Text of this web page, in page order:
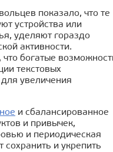
показало, что те
устройства или
уделяют гораздо
активности.
богатые
текстовых
увеличения
и сбалансированное
и привычек,
и периодическая
сохранить и укрепить